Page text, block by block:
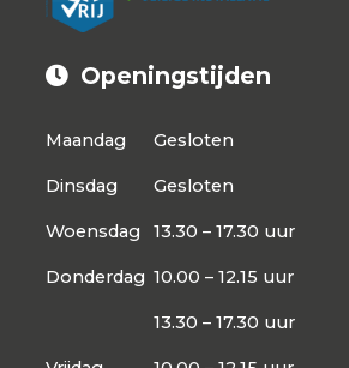
Openingstijden
Maandag Gesloten
Dinsdag Gesloten
Woensdag 13.30 – 17.30 uur
Donderdag 10.00 – 12.15 uur
13.30 – 17.30 uur